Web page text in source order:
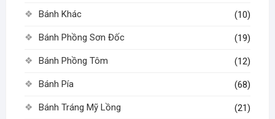
sản
phẩm
Bánh Khác (10)
Bánh Phồng Sơn Đốc (19)
Bánh Phồng Tôm (12)
Bánh Pía (68)
Bánh Tráng Mỹ Lồng (21)